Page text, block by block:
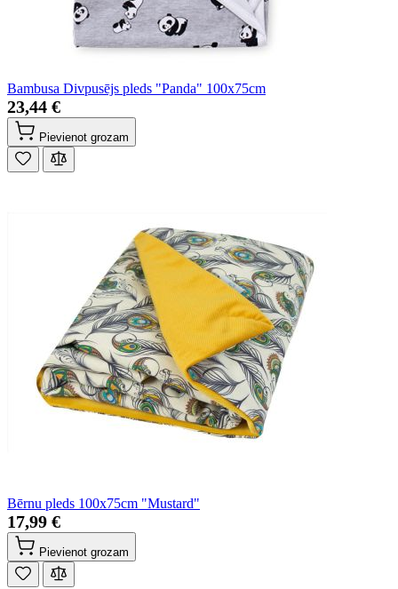
Bambusa Divpusējs pleds "Panda" 100x75cm
23,44 €
Pievienot grozam
Bērnu pleds 100x75cm "Mustard"
17,99 €
Pievienot grozam